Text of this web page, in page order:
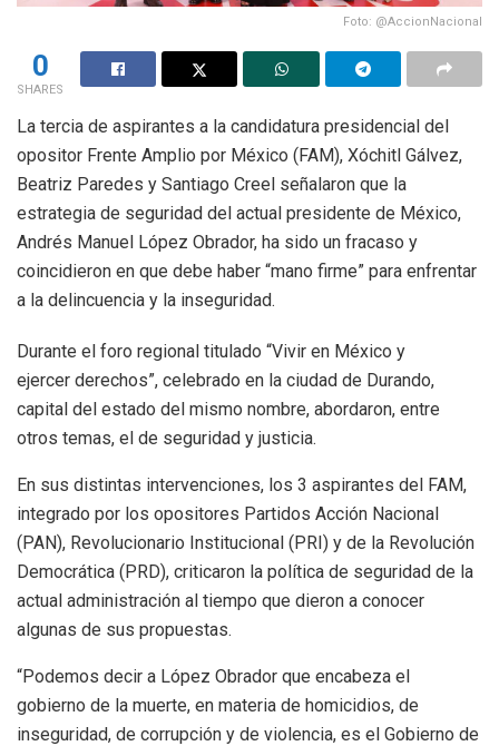
Foto: @AccionNacional
0
SHARES
La tercia de aspirantes a la candidatura presidencial del
opositor Frente Amplio por México (FAM), Xóchitl Gálvez,
Beatriz Paredes y Santiago Creel señalaron que la
estrategia de seguridad del actual presidente de México,
Andrés Manuel López Obrador, ha sido un fracaso y
coincidieron en que debe haber “mano firme” para enfrentar
a la delincuencia y la inseguridad.
Durante el foro regional titulado “Vivir en México y
ejercer derechos”, celebrado en la ciudad de Durando,
capital del estado del mismo nombre, abordaron, entre
otros temas, el de seguridad y justicia.
En sus distintas intervenciones, los 3 aspirantes del FAM,
integrado por los opositores Partidos Acción Nacional
(PAN), Revolucionario Institucional (PRI) y de la Revolución
Democrática (PRD), criticaron la política de seguridad de la
actual administración al tiempo que dieron a conocer
algunas de sus propuestas.
“Podemos decir a López Obrador que encabeza el
gobierno de la muerte, en materia de homicidios, de
inseguridad, de corrupción y de violencia, es el Gobierno de